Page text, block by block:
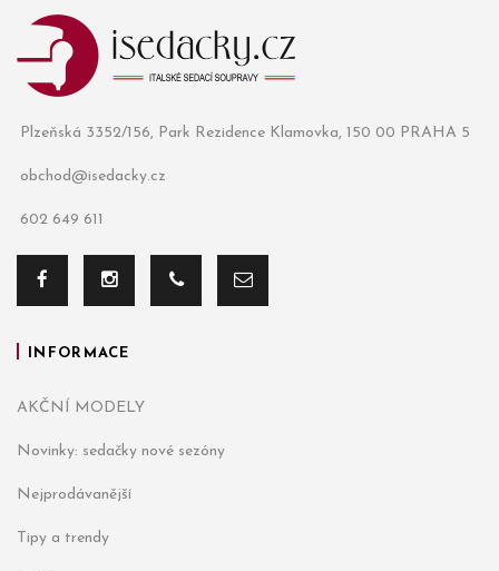
Plzeňská 3352/156, Park Rezidence Klamovka, 150 00 PRAHA 5
obchod@isedacky.cz
602 649 611
INFORMACE
AKČNÍ MODELY
Novinky: sedačky nové sezóny
Nejprodávanější
Tipy a trendy